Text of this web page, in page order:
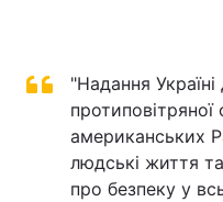
"Надання
американських
людські життя
про безпеку у